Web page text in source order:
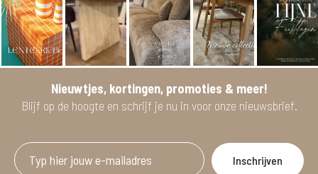
Nieuwtjes, kortingen, promoties & meer!
Blijf op de hoogte en schrijf je nu in voor onze nieuwsbrief.